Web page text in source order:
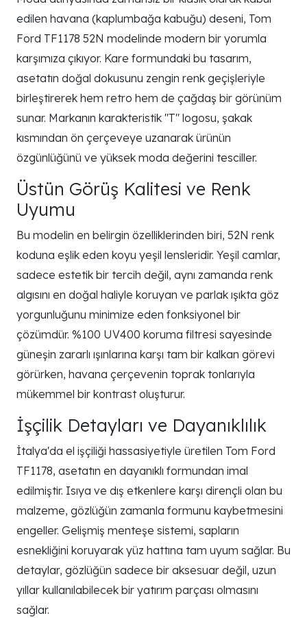
edilen havana (kaplumbağa kabuğu) deseni, Tom
Ford TF1178 52N modelinde modern bir yorumla
karşımıza çıkıyor. Kare formundaki bu tasarım,
asetatın doğal dokusunu zengin renk geçişleriyle
birleştirerek hem retro hem de çağdaş bir görünüm
sunar. Markanın karakteristik "T" logosu, şakak
kısmından ön çerçeveye uzanarak ürünün
özgünlüğünü ve yüksek moda değerini tesciller.
Üstün Görüş Kalitesi ve Renk
Uyumu
Bu modelin en belirgin özelliklerinden biri, 52N renk
koduna eşlik eden koyu yeşil lensleridir. Yeşil camlar,
sadece estetik bir tercih değil, aynı zamanda renk
algısını en doğal haliyle koruyan ve parlak ışıkta göz
yorgunluğunu minimize eden fonksiyonel bir
çözümdür. %100 UV400 koruma filtresi sayesinde
güneşin zararlı ışınlarına karşı tam bir kalkan görevi
görürken, havana çerçevenin toprak tonlarıyla
mükemmel bir kontrast oluşturur.
İşçilik Detayları ve Dayanıklılık
İtalya'da el işçiliği hassasiyetiyle üretilen Tom Ford
TF1178, asetatın en dayanıklı formundan imal
edilmiştir. Isıya ve dış etkenlere karşı dirençli olan bu
malzeme, gözlüğün zamanla formunu kaybetmesini
engeller. Gelişmiş menteşe sistemi, sapların
esnekliğini koruyarak yüz hattına tam uyum sağlar. Bu
detaylar, gözlüğün sadece bir aksesuar değil, uzun
yıllar kullanılabilecek bir yatırım parçası olmasını
sağlar.